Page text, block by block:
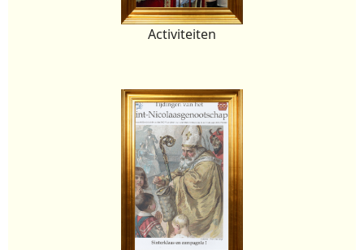
Activiteiten